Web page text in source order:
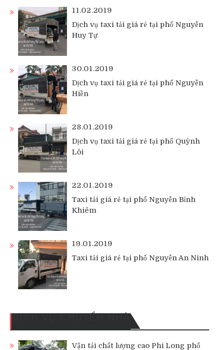
11.02.2019
Dịch vụ taxi tải giá rẻ tại phố Nguyễn
Huy Tự
30.01.2019
Dịch vụ taxi tải giá rẻ tại phố Nguyễn
Hiền
28.01.2019
Dịch vụ taxi tải giá rẻ tại phố Quỳnh
Lôi
22.01.2019
Taxi tải giá rẻ tại phố Nguyễn Bỉnh
Khiêm
19.01.2019
Taxi tải giá rẻ tại phố Nguyễn An Ninh
DỊCH VỤ CHUYỂN NHÀ
Vận tải chất lượng cao Phi Long phố